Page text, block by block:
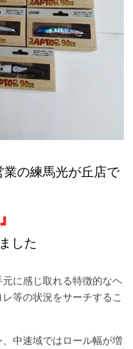
の練馬光が丘店で
』
した
に感じ取れる特徴的なヘ
等の状況をサーチするこ
中速域ではロール幅が増